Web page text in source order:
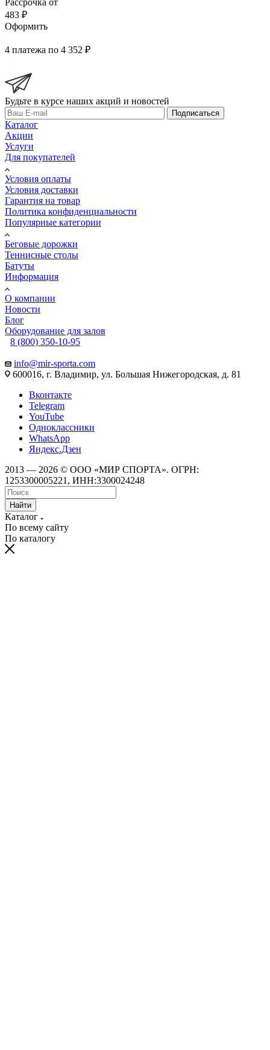
Рассрочка от
483 ₽
Оформить
4 платежа по 4 352 ₽
Будьте в курсе наших акций и новостей
Подписаться
Каталог
Акции
Услуги
Для покупателей
Условия оплаты
Условия доставки
Гарантия на товар
Политика конфиденциальности
Популярные категории
Беговые дорожки
Теннисные столы
Батуты
Информация
О компании
Новости
Блог
Оборудование для залов
8 (800) 350-10-95
info@mir-sporta.com
600016, г. Владимир, ул. Большая Нижегородская, д. 81
Вконтакте
Telegram
YouTube
Одноклассники
WhatsApp
Яндекс.Дзен
2013 — 2026 © ООО «МИР СПОРТА». ОГРН:
1253300005221, ИНН:3300024248
Найти
Каталог
По всему сайту
По каталогу